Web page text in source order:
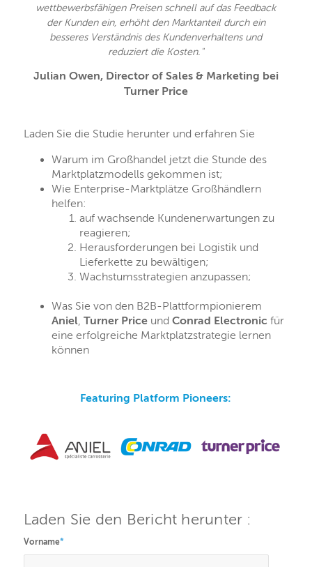
wettbewerbsfähigen Preisen schnell auf das Feedback
der Kunden ein, erhöht den Marktanteil durch ein
besseres Verständnis des Kundenverhaltens und
reduziert die Kosten."
Julian Owen, Director of Sales & Marketing bei
Turner Price
Laden Sie die Studie herunter und erfahren Sie
Warum im Großhandel jetzt die Stunde des
Marktplatzmodells gekommen ist;
Wie Enterprise-Marktplätze Großhändlern
helfen:
auf wachsende Kundenerwartungen zu
reagieren;
Herausforderungen bei Logistik und
Lieferkette zu bewältigen;
Wachstumsstrategien anzupassen;
Was Sie von den B2B-Plattformpionierem
Aniel, Turner Priceund Conrad Electronic für
eine erfolgreiche Marktplatzstrategie lernen
können
Featuring Platform Pioneers:
Laden Sie den Bericht herunter :
Vorname*